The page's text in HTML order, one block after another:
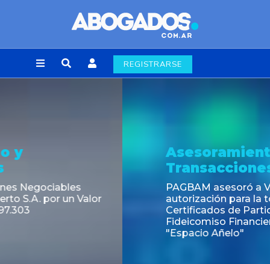
REGISTRARSE
Asesoramiento y
Transacciones
PAGBAM asesoró a Volsmart en la
autorización para la tokenización de los
Certificados de Participación del
Fideicomiso Financiero Inmobiliario